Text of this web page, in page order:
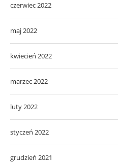
czerwiec 2022
maj 2022
kwiecień 2022
marzec 2022
luty 2022
styczeń 2022
grudzień 2021